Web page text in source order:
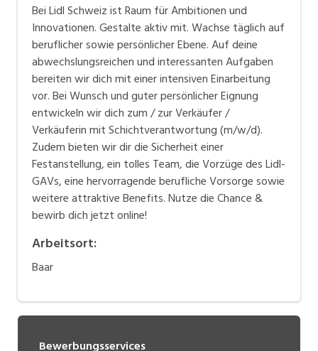
Bei Lidl Schweiz ist Raum für Ambitionen und
Innovationen. Gestalte aktiv mit. Wachse täglich auf
beruflicher sowie persönlicher Ebene. Auf deine
abwechslungsreichen und interessanten Aufgaben
bereiten wir dich mit einer intensiven Einarbeitung
vor. Bei Wunsch und guter persönlicher Eignung
entwickeln wir dich zum / zur Verkäufer /
Verkäuferin mit Schichtverantwortung (m/w/d).
Zudem bieten wir dir die Sicherheit einer
Festanstellung, ein tolles Team, die Vorzüge des Lidl-
GAVs, eine hervorragende berufliche Vorsorge sowie
weitere attraktive Benefits. Nutze die Chance &
bewirb dich jetzt online!
Arbeitsort:
Baar
Bewerbungsservices